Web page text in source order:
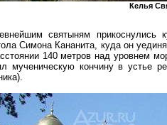
Келья
святыням прикоснулись
Симона Кананита, куда он
140 метров над уровнем
мученическую кончину в устье